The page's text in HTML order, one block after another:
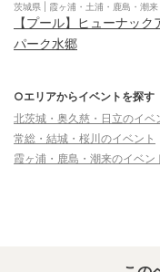
茨城県 霞ヶ浦・土浦・鹿島・潮来
【プール】ヒューナック
パーク水郷
○エリアからイベントを探す
北茨城・奥久慈・日立のイベ
常総・結城・桜川 のイベント
霞ヶ浦・鹿島・潮来のイベン